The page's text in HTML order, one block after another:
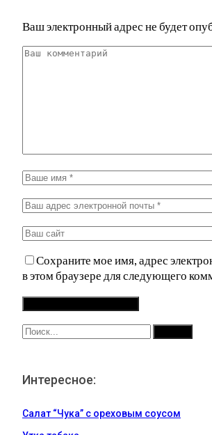
Ваш электронный адрес не будет
Сохраните мое имя, адрес
в этом браузере для следующего
Интересное:
Салат “Чука” с ореховым соусом